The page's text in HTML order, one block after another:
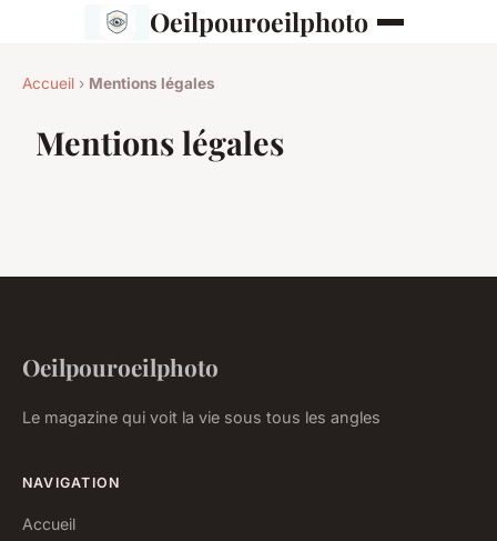
Oeilpouroeilphoto
Accueil › Mentions légales
Mentions légales
Oeilpouroeilphoto
Le magazine qui voit la vie sous tous les angles
NAVIGATION
Accueil